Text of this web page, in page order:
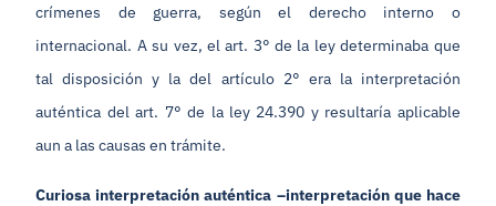
crímenes de guerra, según el derecho interno o
internacional. A su vez, el art. 3° de la ley determinaba que
tal disposición y la del artículo 2° era la interpretación
auténtica del art. 7° de la ley 24.390 y resultaría aplicable
aun a las causas en trámite.
Curiosa interpretación auténtica –interpretación que hace